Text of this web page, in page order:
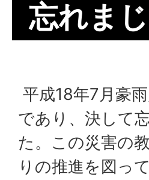
忘れま
平成18年7月豪
であり、決して
た。この災害の
りの推進を図っ